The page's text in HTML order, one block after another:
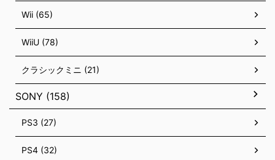
Wii (65)
WiiU (78)
クラシックミニ (21)
SONY (158)
PS3 (27)
PS4 (32)